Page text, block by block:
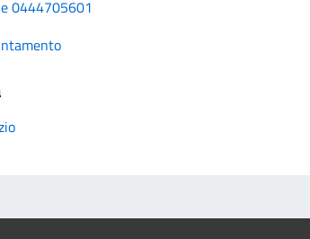
0444705601